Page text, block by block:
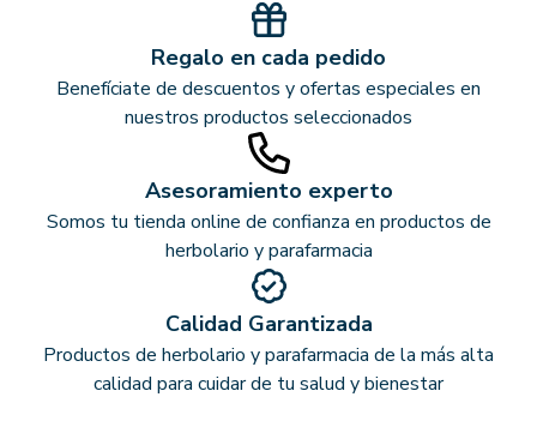
Regalo en cada pedido
Benefíciate de descuentos y ofertas especiales en
nuestros productos seleccionados
Asesoramiento experto
Somos tu tienda online de confianza en productos de
herbolario y parafarmacia
Calidad Garantizada
Productos de herbolario y parafarmacia de la más alta
calidad para cuidar de tu salud y bienestar